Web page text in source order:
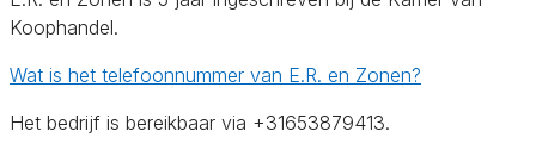
Koophandel.
Wat is het telefoonnummer van E.R. en Zonen?
Het bedrijf is bereikbaar via +31653879413.